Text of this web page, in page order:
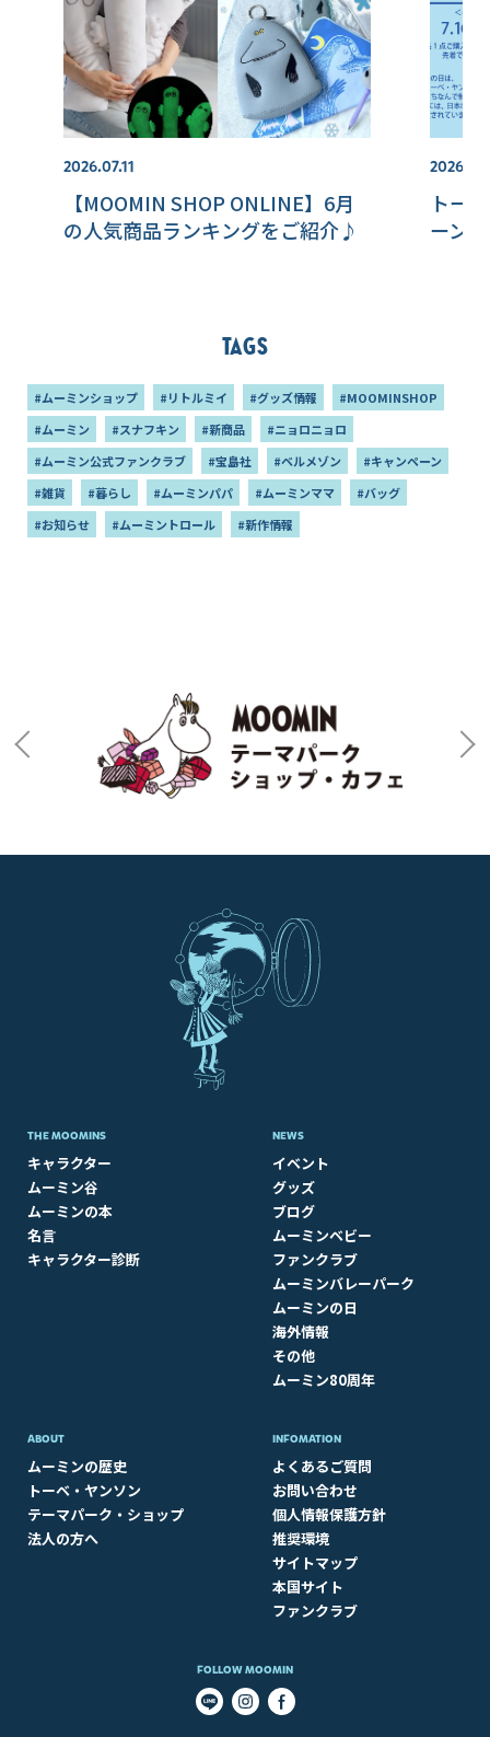
2026.07.11
【MOOMIN SHOP ONLINE】6月
の人気商品ランキングをご紹介♪
トー
ーン
Tags
#ムーミンショップ #リトルミイ #グッズ情報
#MOOMINSHOP
#ムーミン
#スナフキン #新商品
#ニョロニョロ
#ムーミン公式ファンクラブ
#宝島社 #ベルメゾン
#キャンペーン
#雑貨
#暮らし #ムーミンパパ #ムーミンママ
#バッグ
#お知らせ
#ムーミントロール #新作情報
THE MOOMINS
キャラクター
ムーミン谷
ムーミンの本
名言
キャラクター診断
NEWS
イベント
グッズ
ブログ
ムーミンベビー
ファンクラブ
ムーミンバレーパーク
ムーミンの日
海外情報
その他
ムーミン80周年
ABOUT​
ムーミンの歴史
トーベ・ヤンソン
テーマパーク・ショップ
法人の方へ
INFOMATION
よくあるご質問
お問い合わせ
個人情報保護方針
推奨環境
サイトマップ
本国サイト
ファンクラブ
FOLLOW MOOMIN